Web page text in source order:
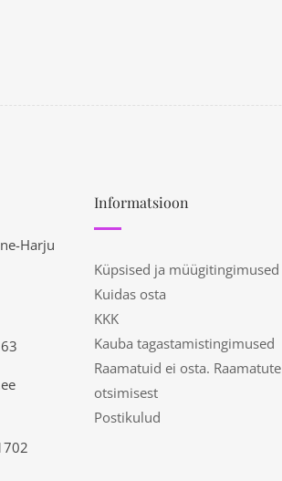
Harju
Informatsioon
Küpsised ja müügitingimused
Kuidas osta
KKK
Kauba tagastamistingimused
Raamatuid ei osta. Raamatute
otsimisest
Postikulud